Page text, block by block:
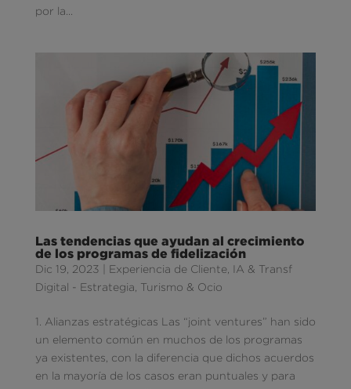
por la...
Las tendencias que ayudan al crecimiento
de los programas de fidelización
Dic 19, 2023 Experiencia de Cliente, IA & Transf
Digital - Estrategia Turismo & Ocio
1. Alianzas estratégicas Las “joint ventures” han sido
un elemento común en muchos de los programas
ya existentes, con la diferencia que dichos acuerdos
en la mayoría de los casos eran puntuales y para